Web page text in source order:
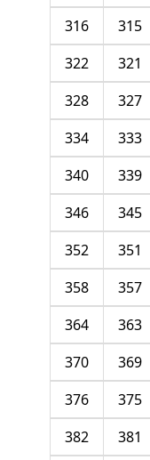
315
316
321
322
327
328
333
334
339
340
345
346
351
352
357
358
363
364
369
370
375
376
381
382